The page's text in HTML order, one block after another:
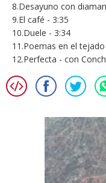
8.Desayuno con
9.El café - 3:35
10.Duele - 3:34
11.Poemas en el
12.Perfecta - con